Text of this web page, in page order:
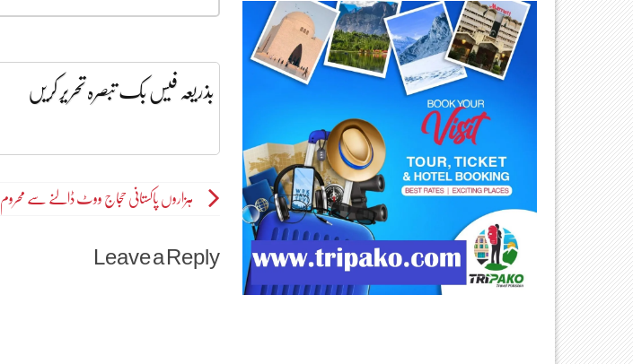
بذریعہ فیس بک تبصرہ تحریر کریں
Postہزاروں پاکستانی حجاج ووٹ ڈالنے سے محروم
Leave a Reply